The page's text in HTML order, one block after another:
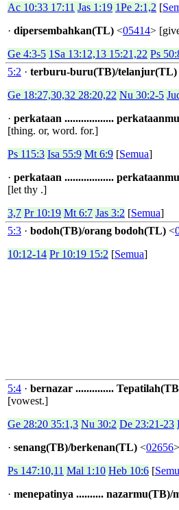
Ac 10:33 17:11 Jas 1:19 1Pe 2:1,2 [
· dipersembahkan(TL) <05414>
Ge 4:3-5 1Sa 13:12,13 15:21,22 Ps
5:2 · terburu-buru(TB)/telanjur(TL)
Ge 18:27,30,32 28:20,22 Nu 30:2-5
· perkataan ..................
[thing. or, word. for.]
Ps 115:3 Isa 55:9 Mt 6:9 [Semua]
· perkataan ..................
[let thy .]
3,7 Pr 10:19 Mt 6:7 Jas 3:2 [Semua]
5:3 · bodoh(TB)/orang bodoh(TL) <
10:12-14 Pr 10:19 15:2 [Semua]
5:4 · bernazar ..............
[vowest.]
Ge 28:20 35:1,3 Nu 30:2 De 23:21-23
· senang(TB)/berkenan(TL) <02656
Ps 147:10,11 Mal 1:10 Heb 10:6 [
· menepatinya ..........